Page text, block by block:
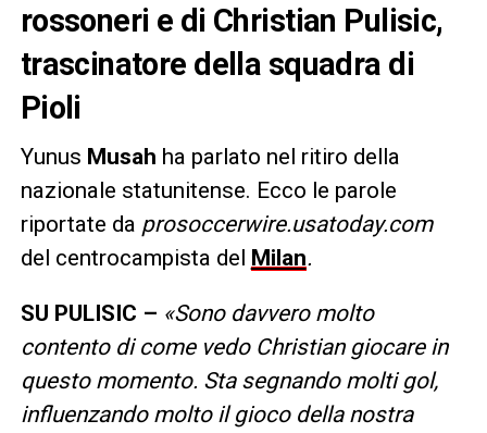
rossoneri e di Christian Pulisic,
trascinatore della squadra di
Pioli
Yunus Musah ha parlato nel ritiro della
nazionale statunitense. Ecco le parole
riportate da prosoccerwire.usatoday.com
del centrocampista del Milan.
SU PULISIC – «Sono davvero molto
contento di come vedo Christian giocare in
questo momento. Sta segnando molti gol,
influenzando molto il gioco della nostra